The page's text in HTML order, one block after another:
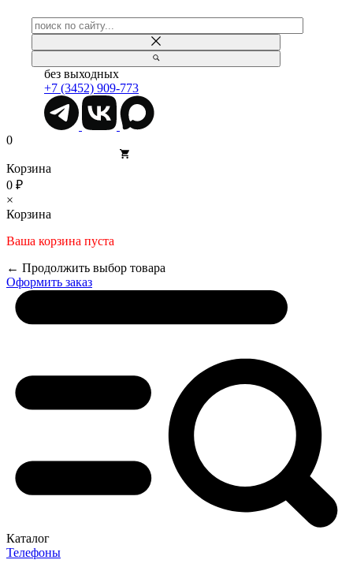
без выходных
+7 (3452) 909-773
0
Корзина
0 ₽
×
Корзина
Ваша корзина пуста
← Продолжить выбор товара
Оформить заказ
Каталог
Телефоны